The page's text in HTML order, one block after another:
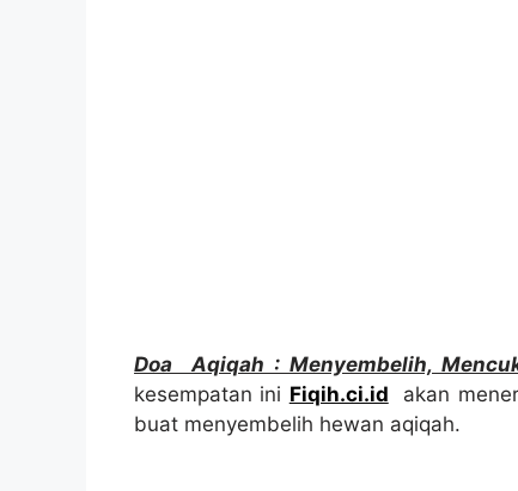
Doa Aqiqah : Menyembelih,
kesempatan ini Fiqih.ci.id akan
buat menyembelih hewan aqiqah.